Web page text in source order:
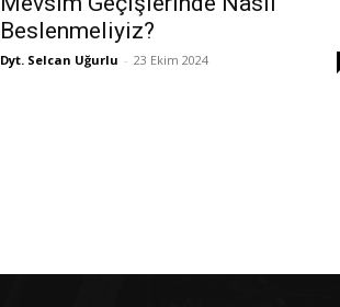
Beslenmeliyiz?
Dyt. Selcan Uğurlu - 23 Ekim 2024